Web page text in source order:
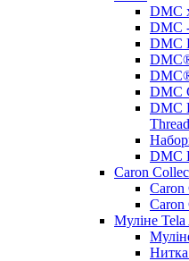
DMC
DMC
DMC
DMC
DMC
Thread
DMC
Caron
Caron
Caron
Муліне